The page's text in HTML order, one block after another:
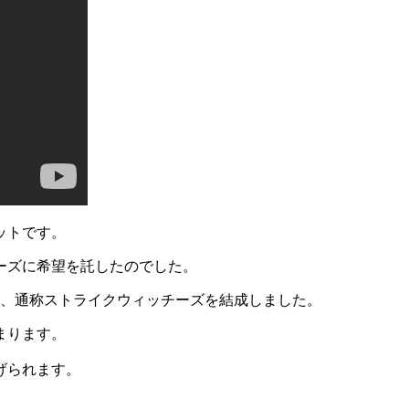
です。
に希望を託したのでした。
称ストライクウィッチーズを結成しました。
ます。
れます。